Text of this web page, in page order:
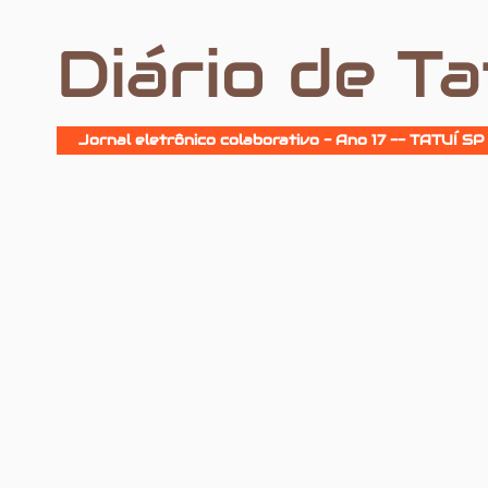
Diário de
Jornal eletrônico colaborativo - Ano 17 -- TATUÍ SP